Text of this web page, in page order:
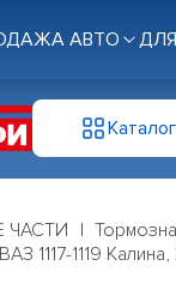
АВТО
Каталог
ЧАСТИ
1117-1119